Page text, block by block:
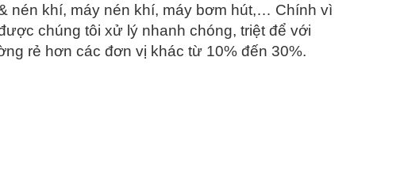
nén khí, máy nén khí, máy bơm hút,… Chính vì
chúng tôi xử lý nhanh chóng, triệt để với
rẻ hơn các đơn vị khác từ 10% đến 30%.